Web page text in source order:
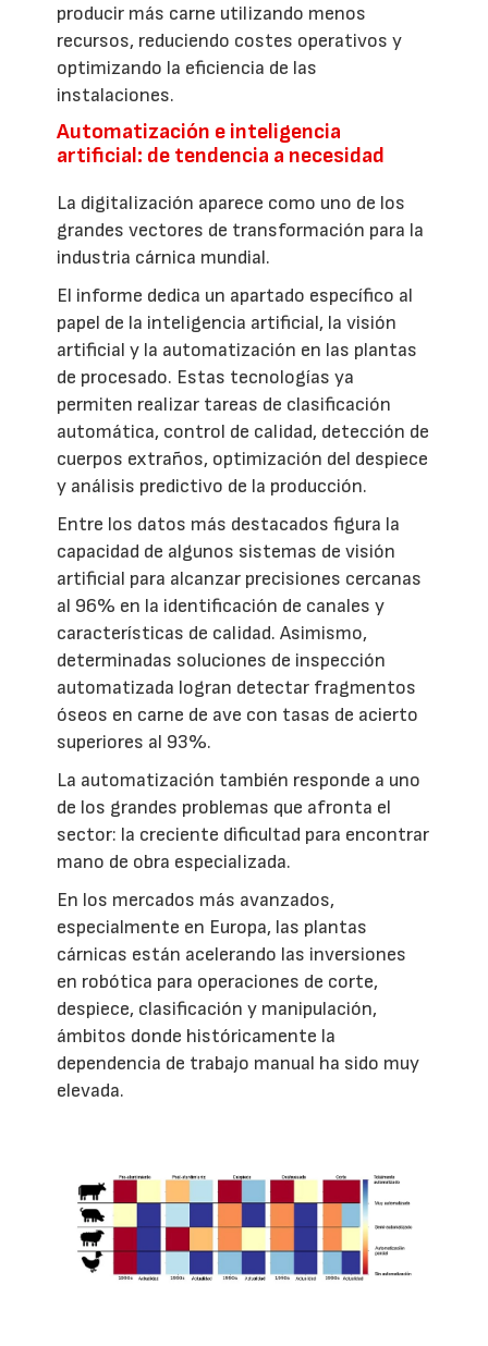
producir más carne utilizando menos
recursos, reduciendo costes operativos y
optimizando la eficiencia de las
instalaciones.
Automatización e inteligencia
artificial: de tendencia a necesidad
La digitalización aparece como uno de los
grandes vectores de transformación para la
industria cárnica mundial.
El informe dedica un apartado específico al
papel de la inteligencia artificial, la visión
artificial y la automatización en las plantas
de procesado. Estas tecnologías ya
permiten realizar tareas de clasificación
automática, control de calidad, detección de
cuerpos extraños, optimización del despiece
y análisis predictivo de la producción.
Entre los datos más destacados figura la
capacidad de algunos sistemas de visión
artificial para alcanzar precisiones cercanas
al 96% en la identificación de canales y
características de calidad. Asimismo,
determinadas soluciones de inspección
automatizada logran detectar fragmentos
óseos en carne de ave con tasas de acierto
superiores al 93%.
La automatización también responde a uno
de los grandes problemas que afronta el
sector: la creciente dificultad para encontrar
mano de obra especializada.
En los mercados más avanzados,
especialmente en Europa, las plantas
cárnicas están acelerando las inversiones
en robótica para operaciones de corte,
despiece, clasificación y manipulación,
ámbitos donde históricamente la
dependencia de trabajo manual ha sido muy
elevada.